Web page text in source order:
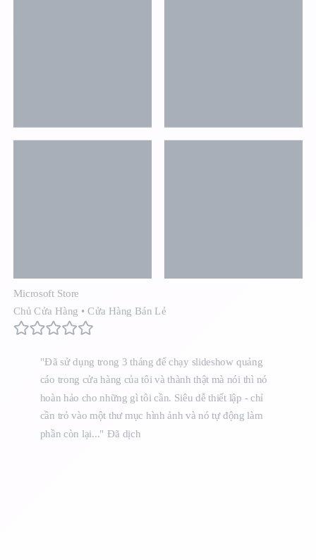
Microsoft Store
Chủ Cửa Hàng • Cửa Hàng Bán Lẻ
"Đã sử dụng trong 3 tháng để chạy slideshow quảng
cáo trong cửa hàng của tôi và thành thật mà nói thì nó
hoàn hảo cho những gì tôi cần. Siêu dễ thiết lập - chỉ
cần trỏ vào một thư mục hình ảnh và nó tự động làm
phần còn lại..." Đã dịch